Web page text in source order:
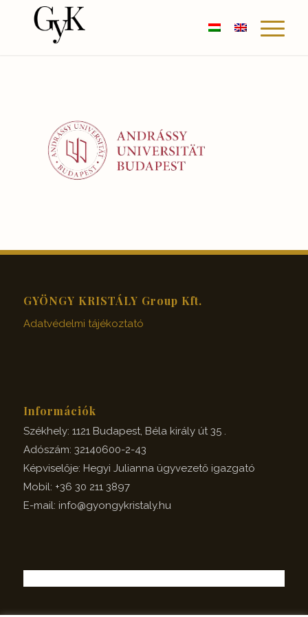
GYÖNGY KRISTÁLY Group Kft.
Adatvédelmi tájékoztató
Információk
Székhely: 1121 Budapest, Béla király út 35 .
Adószám: 32140600-2-43
Képviselője: Hegyi Julianna ügyvezető igazgató
Mobil: +36 30 211 3897
E-mail: info@gyongykristaly.hu